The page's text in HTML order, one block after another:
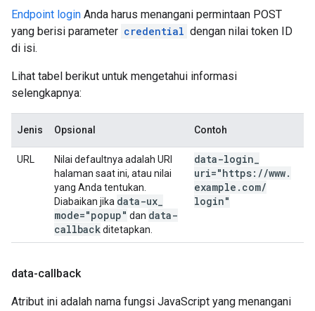
Endpoint login Anda harus menangani permintaan POST
yang berisi parameter credential dengan nilai token ID
di isi.
Lihat tabel berikut untuk mengetahui informasi
selengkapnya:
Jenis Opsional Contoh
URL
Nilai defaultnya adalah URI
halaman saat ini, atau nilai
yang Anda tentukan.
Diabaikan jika data-ux
mode="popup" dan data-
callbackditetapkan.
data-login
uri="https: //www.
example . com/
login"
data-callback
Atribut ini adalah nama fungsi JavaScript yang menangani